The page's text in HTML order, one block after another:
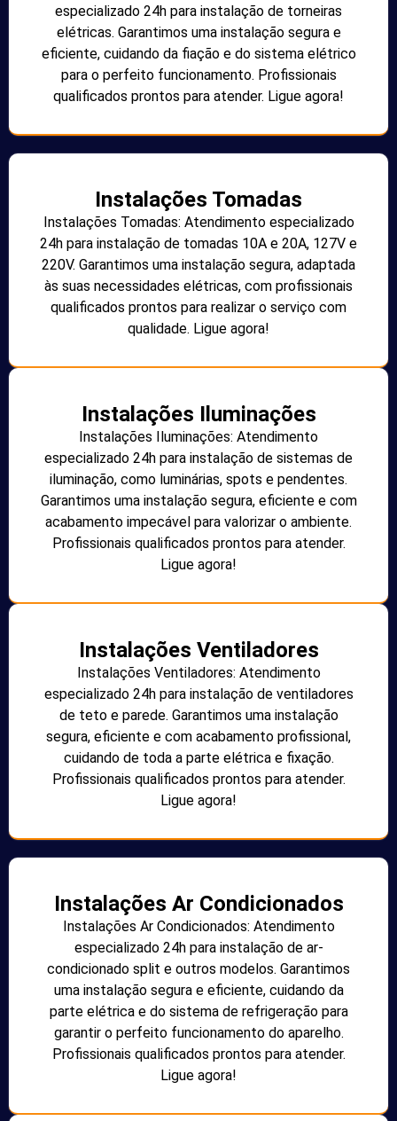
especializado 24h para instalação de torneiras
elétricas. Garantimos uma instalação segura e
eficiente, cuidando da fiação e do sistema elétrico
para o perfeito funcionamento. Profissionais
qualificados prontos para atender. Ligue agora!
Instalações Tomadas
Instalações Tomadas: Atendimento especializado
24h para instalação de tomadas 10A e 20A, 127V e
220V. Garantimos uma instalação segura, adaptada
às suas necessidades elétricas, com profissionais
qualificados prontos para realizar o serviço com
qualidade. Ligue agora!
Instalações Iluminações
Instalações Iluminações: Atendimento
especializado 24h para instalação de sistemas de
iluminação, como luminárias, spots e pendentes.
Garantimos uma instalação segura, eficiente e com
acabamento impecável para valorizar o ambiente.
Profissionais qualificados prontos para atender.
Ligue agora!
Instalações Ventiladores
Instalações Ventiladores: Atendimento
especializado 24h para instalação de ventiladores
de teto e parede. Garantimos uma instalação
segura, eficiente e com acabamento profissional,
cuidando de toda a parte elétrica e fixação.
Profissionais qualificados prontos para atender.
Ligue agora!
Instalações Ar Condicionados
Instalações Ar Condicionados: Atendimento
especializado 24h para instalação de ar-
condicionado split e outros modelos. Garantimos
uma instalação segura e eficiente, cuidando da
parte elétrica e do sistema de refrigeração para
garantir o perfeito funcionamento do aparelho.
Profissionais qualificados prontos para atender.
Ligue agora!